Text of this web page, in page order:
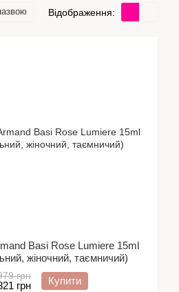
Відображення:
Basi Rose Lumiere 15ml
жіночний, таємничий)
грн
грн Купити